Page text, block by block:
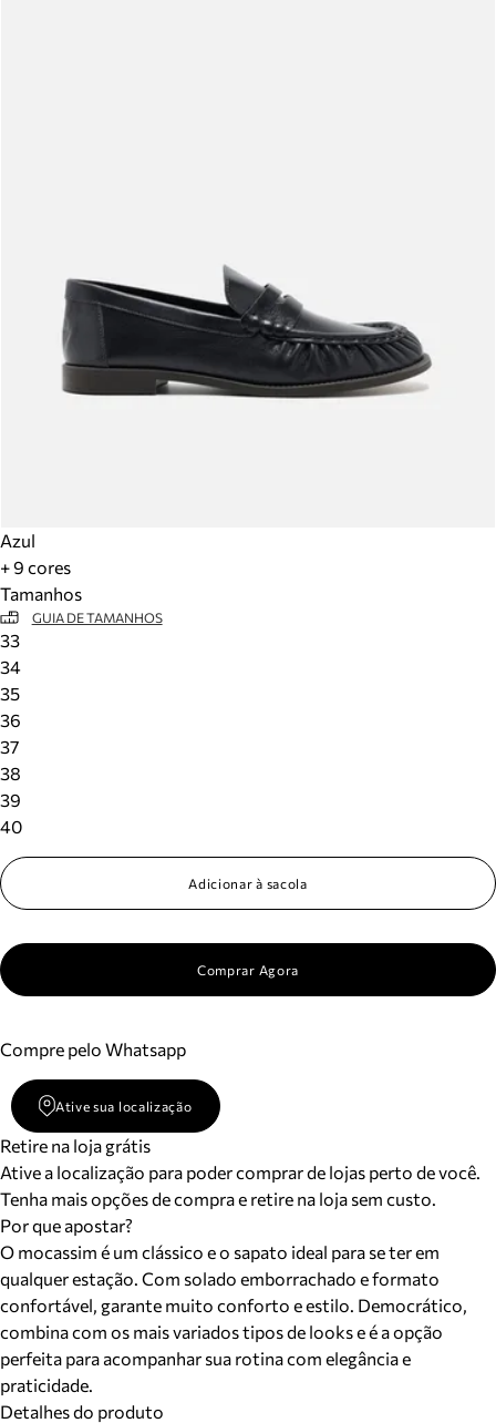
Azul
+ 9 cores
Tamanhos
GUIA DE TAMANHOS
33
34
35
36
37
38
39
40
Adicionar à sacola
Comprar Agora
Compre pelo Whatsapp
Ative sua localização
Retire na loja grátis
Ative a localização para poder comprar de lojas perto de você.
Tenha mais opções de compra e retire na loja sem custo.
Por que apostar?
O mocassim é um clássico e o sapato ideal para se ter em
qualquer estação. Com solado emborrachado e formato
confortável, garante muito conforto e estilo. Democrático,
combina com os mais variados tipos de looks e é a opção
perfeita para acompanhar sua rotina com elegância e
praticidade.
Detalhes do produto